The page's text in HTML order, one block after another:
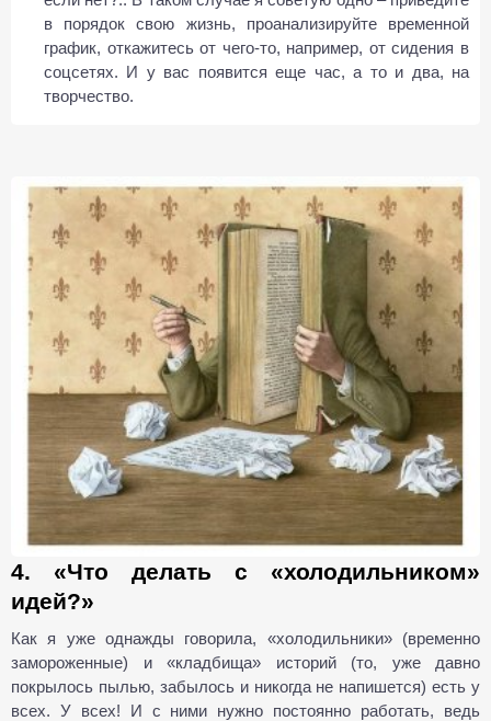
в порядок свою жизнь, проанализируйте временной
график, откажитесь от чего-то, например, от сидения в
соцсетях. И у вас появится еще час, а то и два, на
творчество.
4. «Что делать с «холодильником»
идей?»
Как я уже однажды говорила, «холодильники» (временно
замороженные) и «кладбища» историй (то, уже давно
покрылось пылью, забылось и никогда не напишется) есть у
всех. У всех! И с ними нужно постоянно работать, ведь